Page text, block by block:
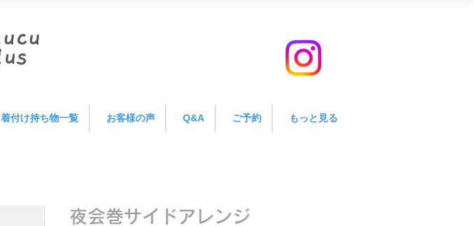
着付け持ち物一覧 お客様の声 Q&A ご予約 もっと見る
夜会巻サイドアレンジ